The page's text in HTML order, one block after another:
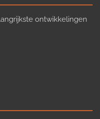
ontwikkelingen